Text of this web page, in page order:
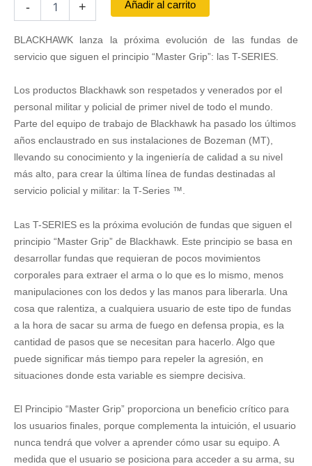
-
BLACKHAWK!
T-
Nivel
3
-
SIG
P320
+ Añadir al carrito
BLACKHAWK lanza la próxima evolución de las fundas de
servicio que siguen el principio “Master Grip”: las T-SERIES.
Los productos Blackhawk son respetados y venerados por el
personal militar y policial de primer nivel de todo el mundo.
Parte del equipo de trabajo de Blackhawk ha pasado los últimos
años enclaustrado en sus instalaciones de Bozeman (MT),
llevando su conocimiento y la ingeniería de calidad a su nivel
más alto, para crear la última línea de fundas destinadas al
servicio policial y militar: la T-Series ™.
Las T-SERIES es la próxima evolución de fundas que siguen el
principio “Master Grip” de Blackhawk. Este principio se basa en
desarrollar fundas que requieran de pocos movimientos
corporales para extraer el arma o lo que es lo mismo, menos
manipulaciones con los dedos y las manos para liberarla. Una
cosa que ralentiza, a cualquiera usuario de este tipo de fundas
a la hora de sacar su arma de fuego en defensa propia, es la
cantidad de pasos que se necesitan para hacerlo. Algo que
puede significar más tiempo para repeler la agresión, en
situaciones donde esta variable es siempre decisiva.
El Principio “Master Grip” proporciona un beneficio crítico para
los usuarios finales, porque complementa la intuición, el usuario
nunca tendrá que volver a aprender cómo usar su equipo. A
medida que el usuario se posiciona para acceder a su arma, su